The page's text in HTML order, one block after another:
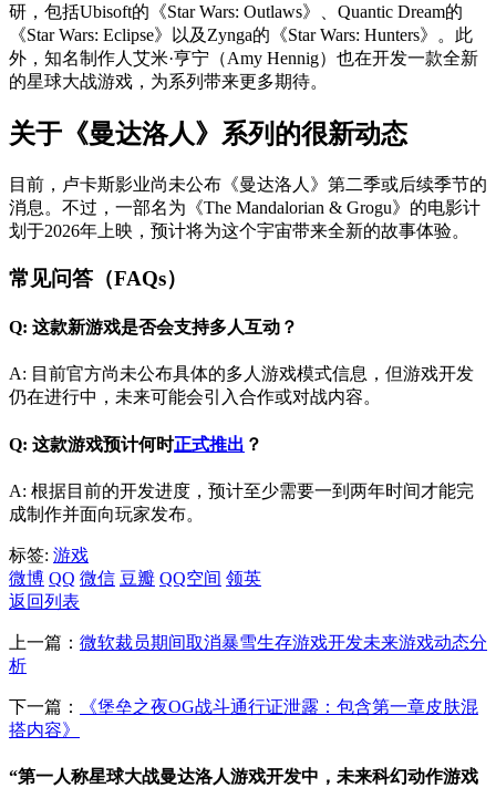
研，包括Ubisoft的《Star Wars: Outlaws》、Quantic Dream的
《Star Wars: Eclipse》以及Zynga的《Star Wars: Hunters》。此
外，知名制作人艾米·亨宁（Amy Hennig）也在开发一款全新
的星球大战游戏，为系列带来更多期待。
关于《曼达洛人》系列的很新动态
目前，卢卡斯影业尚未公布《曼达洛人》第二季或后续季节的
消息。不过，一部名为《The Mandalorian & Grogu》的电影计
划于2026年上映，预计将为这个宇宙带来全新的故事体验。
常见问答（FAQs）
Q: 这款新游戏是否会支持多人互动？
A: 目前官方尚未公布具体的多人游戏模式信息，但游戏开发
仍在进行中，未来可能会引入合作或对战内容。
Q: 这款游戏预计何时正式推出 ？
A: 根据目前的开发进度，预计至少需要一到两年时间才能完
成制作并面向玩家发布。
标签: 游戏
微博 QQ 微信 豆瓣 QQ空间 领英
返回列表
上一篇： 微软裁员期间取消暴雪生存游戏开发未来游戏动态分
析
下一篇：
《堡垒之夜OG战斗通行证泄露：包含第一章皮肤混
搭内容》
“第一人称星球大战曼达洛人游戏开发中，未来科幻动作游戏